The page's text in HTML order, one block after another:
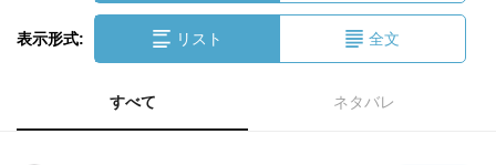
表示形式: リスト 全文
すべて ネタバレ